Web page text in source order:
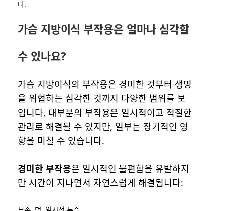
다.
가슴 지방이식 부작용은 얼마나 심각할
수 있나요?
가슴 지방이식의 부작용은 경미한 것부터 생명
을 위협하는 심각한 것까지 다양한 범위를 보
입니다. 대부분의 부작용은 일시적이고 적절한
관리로 해결될 수 있지만, 일부는 장기적인 영
향을 미칠 수 있습니다.
경미한 부작용은 일시적인 불편함을 유발하지
만 시간이 지나면서 자연스럽게 해결됩니다: